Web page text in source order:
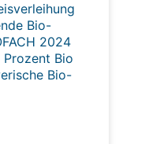
Bio-
2024
Bio
Bio-